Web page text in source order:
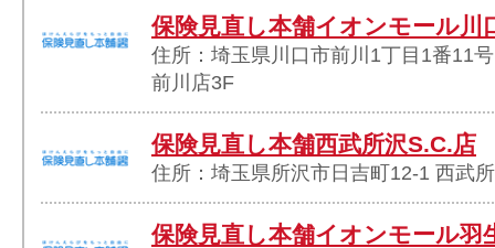
保険見直し本舗イオンモール川
住所：埼玉県川口市前川1丁目1番11
前川店3F
保険見直し本舗西武所沢S.C.店
住所：埼玉県所沢市日吉町12-1 西武
保険見直し本舗イオンモール羽